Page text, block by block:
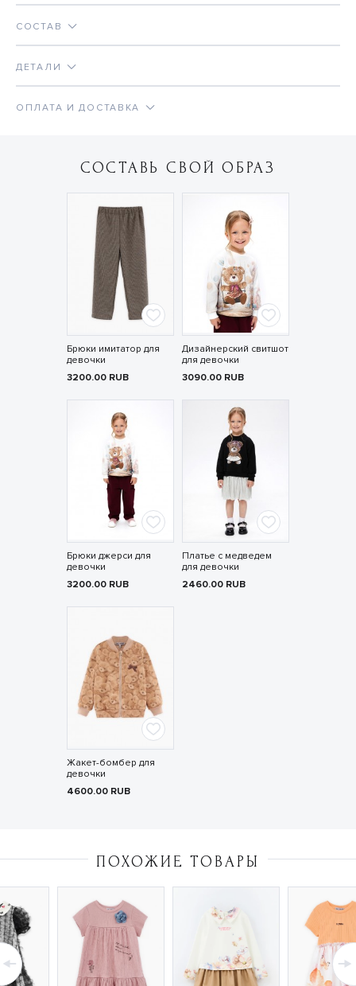
СОСТАВ
ДЕТАЛИ
ОПЛАТА И ДОСТАВКА
СОСТАВЬ СВОЙ ОБРАЗ
Брюки имитатор для
девочки
3200.00 RUB
Дизайнерский свитшот
для девочки
3090.00 RUB
Брюки джерси для
девочки
3200.00 RUB
Платье с медведем
для девочки
2460.00 RUB
Жакет-бомбер для
девочки
4600.00 RUB
ПОХОЖИЕ ТОВАРЫ